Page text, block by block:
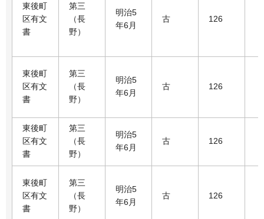
東後町
区有文
書
第三
（長
野）
明治5
年6月
古 126
東後町
区有文
書
第三
（長
野）
明治5
年6月
古 126
東後町
区有文
書
第三
（長
野）
明治5
年6月
古 126
東後町
区有文
書
第三
（長
野）
明治5
年6月
古 126